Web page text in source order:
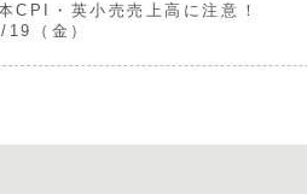
CPI・英小売売上高に注意！
19（金）